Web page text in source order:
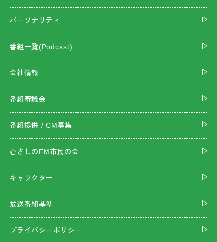
パーソナリティ
番組一覧(Podcast)
会社情報
番組審議会
番組提供 / CM募集
むさしのFM市民の会
キャラクター
放送番組基準
プライバシーポリシー